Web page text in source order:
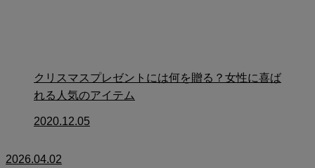
クリスマスプレゼントには何を贈る？女性に喜ば
れる人気のアイテム
2020.12.05
2026.04.02